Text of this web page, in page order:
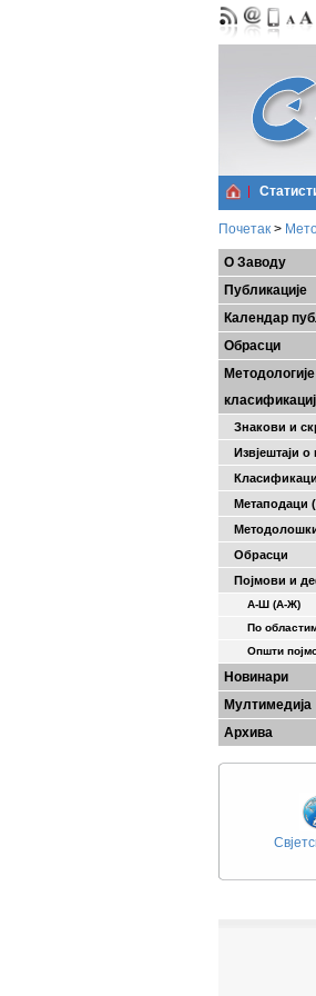
Почетак >
О Заводу
Публикације
Календар
Обрасци
Знакови и
Извјештаји о
Метаподаци
Обрасци
Појмови и
А-Ш (A-Ж)
По
Општи
Новинари
Мултимедија
Архива